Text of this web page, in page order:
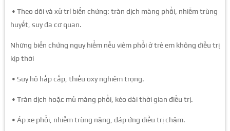
• Theo dõi và xử trí biến chứng: tràn dịch màng phổi, nhiễm trùng
huyết, suy đa cơ quan.
Những biến chứng nguy hiểm nếu viêm phổi ở trẻ em không điều trị
kịp thời
• Suy hô hấp cấp, thiếu oxy nghiêm trọng.
• Tràn dịch hoặc mủ màng phổi, kéo dài thời gian điều trị.
• Áp xe phổi, nhiễm trùng nặng, đáp ứng điều trị chậm.